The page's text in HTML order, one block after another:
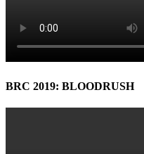
BRC 2019: BLOODRUSH